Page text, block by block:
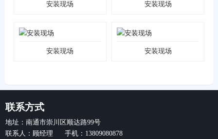
安装现场 安装现场
安装现场 安装现场
联系方式
地址：南通市崇川区顺达路99号
联系人：顾经理 手机：13809080878